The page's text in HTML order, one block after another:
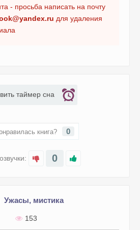
- просьба написать на почту
для удаления
0
книга? 0
таймер сна
Ужасы, мистика
153